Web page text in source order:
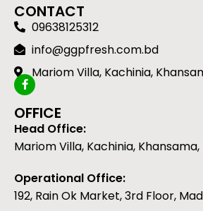
CONTACT
09638125312
info@ggpfresh.com.bd
Mariom Villa, Kachinia,
OFFICE
Head Office:
Mariom Villa, Kachinia,
Operational Office:
192, Rain Ok Market, 3rd Floor,